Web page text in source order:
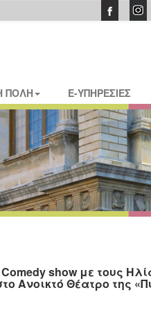
ΠΟΛΗ E-ΥΠΗΡΕΣΙΕΣ
Comedy show με τους
Ανοικτό Θέατρο της